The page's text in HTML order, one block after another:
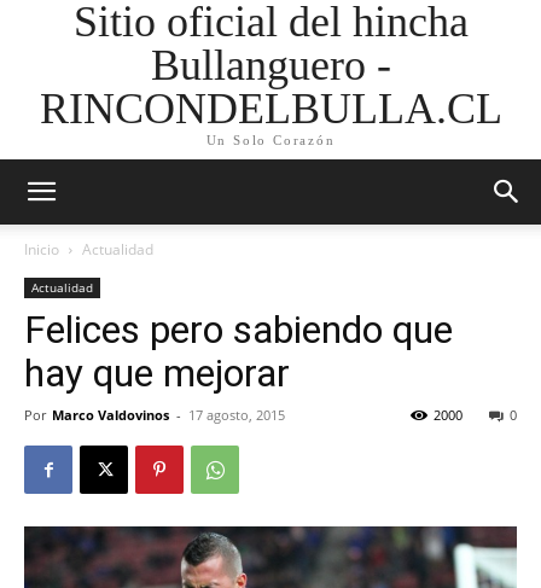
Sitio oficial del hincha
Bullanguero -
RINCONDELBULLA.CL
Un Solo Corazón
Inicio Actualidad
Actualidad
Felices pero sabiendo que
hay que mejorar
Por Marco Valdovinos - 17 agosto, 2015 0
2000